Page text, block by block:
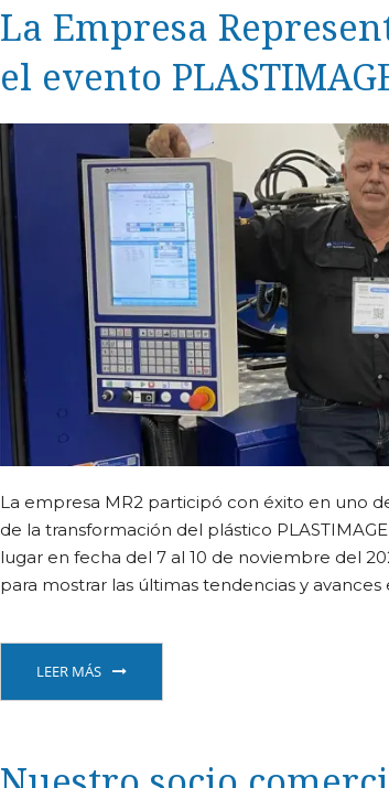
La Empresa
el evento
La empresa MR2 participó con éxito en uno
de la transformación del plástico
lugar en fecha del 7 al 10 de noviembre del
para mostrar las últimas tendencias y avances
LEER MÁS